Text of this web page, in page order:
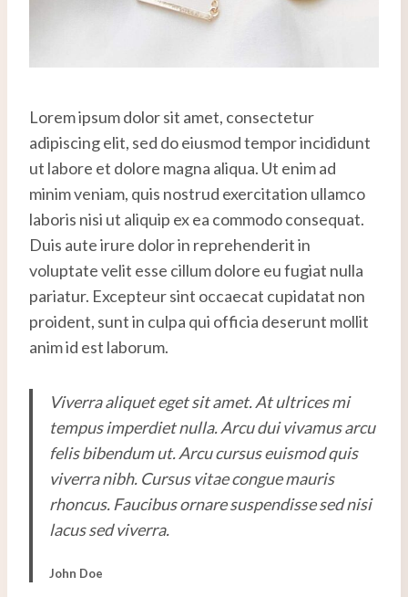
Lorem ipsum dolor sit amet, consectetur
adipiscing elit, sed do eiusmod tempor incididunt
ut labore et dolore magna aliqua. Ut enim ad
minim veniam, quis nostrud exercitation ullamco
laboris nisi ut aliquip ex ea commodo consequat.
Duis aute irure dolor in reprehenderit in
voluptate velit esse cillum dolore eu fugiat nulla
pariatur. Excepteur sint occaecat cupidatat non
proident, sunt in culpa qui officia deserunt mollit
anim id est laborum.
Viverra aliquet eget sit amet. At ultrices mi
tempus imperdiet nulla. Arcu dui vivamus arcu
felis bibendum ut. Arcu cursus euismod quis
viverra nibh. Cursus vitae congue mauris
rhoncus. Faucibus ornare suspendisse sed nisi
lacus sed viverra.
John Doe